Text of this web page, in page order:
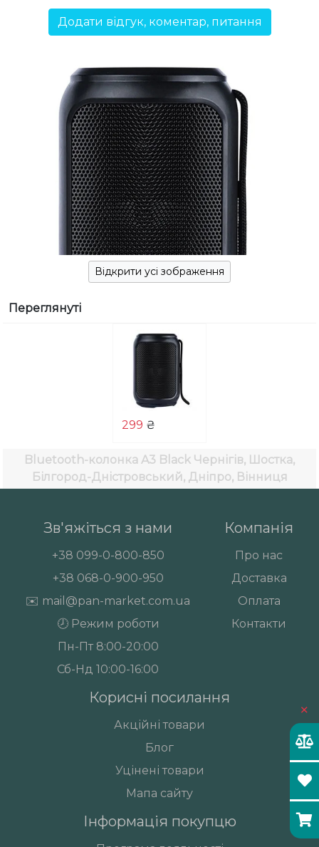
×
Додати відгук, коментар, питання
Відкрити усі зображення
Переглянуті
299 ₴
Bluetooth-колонка A3 Black Чернігів, Шостка,
Білгород-Дністровський, Дніпро, Вінниця
Зв'яжіться з нами
+38 099-0-800-850
+38 068-0-900-950
✉️ mail@pan-market.com.ua
🕗 Режим роботи
Пн-Пт 8:00-20:00
Сб-Нд 10:00-16:00
Компанія
Про нас
Доставка
Оплата
Контакти
Корисні посилання
Акційні товари
Блог
Уцінені товари
Мапа сайту
Інформація покупцю